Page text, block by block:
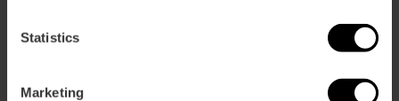
Statistics
Marketing